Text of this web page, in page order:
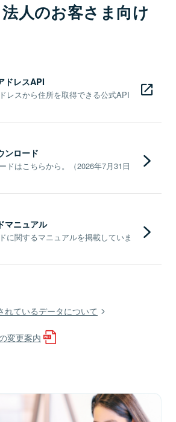
人のお客さま向け
ドレスAPI
レスから住所を取得できる公式API
ンロード
ドはこちらから。（2026年7月31日
マニュアル
に関するマニュアルを掲載していま
れているデータについて
変更案内